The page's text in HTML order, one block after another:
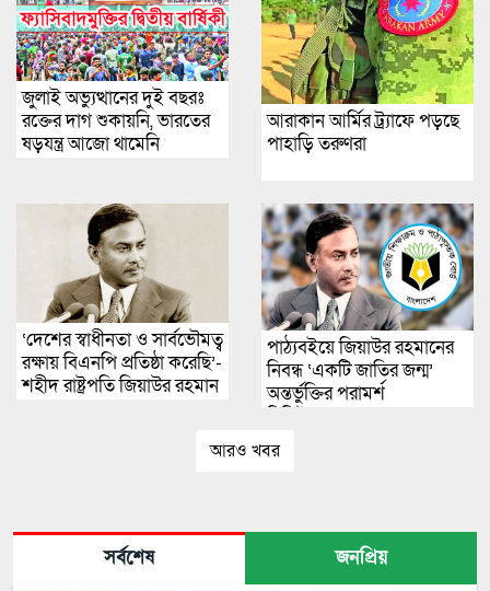
জুলাই অভ্যুত্থানের দুই বছরঃ
রক্তের দাগ শুকায়নি, ভারতের
ষড়যন্ত্র আজো থামেনি
আরাকান আর্মির ট্র্যাফে পড়ছে
পাহাড়ি তরুণরা
‘দেশের স্বাধীনতা ও সার্বভৌমত্ব
রক্ষায় বিএনপি প্রতিষ্ঠা করেছি’-
শহীদ রাষ্ট্রপতি জিয়াউর রহমান
পাঠ্যবইয়ে জিয়াউর রহমানের
নিবন্ধ ‘একটি জাতির জন্ম’
অন্তর্ভুক্তির পরামর্শ
আরও খবর
সর্বশেষ জনপ্রিয়